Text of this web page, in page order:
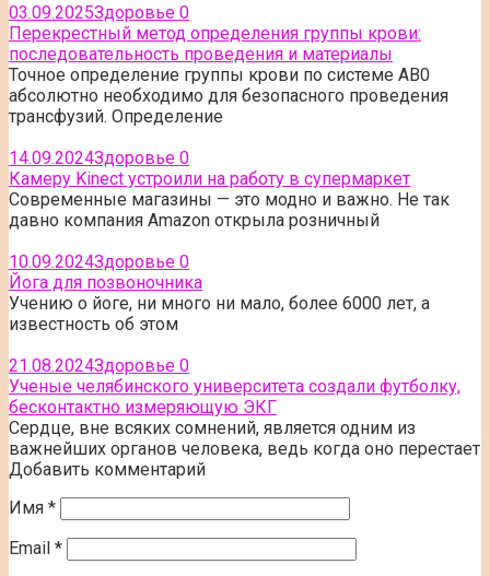
03.09.2025Здоровье 0
Перекрестный метод определения группы крови:
последовательность проведения и материалы
Точное определение группы крови по системе AB0
абсолютно необходимо для безопасного проведения
трансфузий. Определение
14.09.2024Здоровье 0
Камеру Kinect устроили на работу в супермаркет
Современные магазины — это модно и важно. Не так
давно компания Amazon открыла розничный
10.09.2024Здоровье 0
Йога для позвоночника
Учению о йоге, ни много ни мало, более 6000 лет, а
известность об этом
21.08.2024Здоровье 0
Ученые челябинского университета создали футболку,
бесконтактно измеряющую ЭКГ
Сердце, вне всяких сомнений, является одним из
важнейших органов человека, ведь когда оно перестает
Добавить комментарий
Имя *
Email *